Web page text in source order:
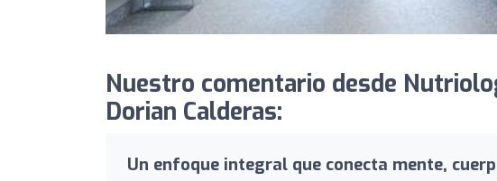
Nuestro comentario desde
Dorian Calderas:
Un enfoque integral que conecta mente,